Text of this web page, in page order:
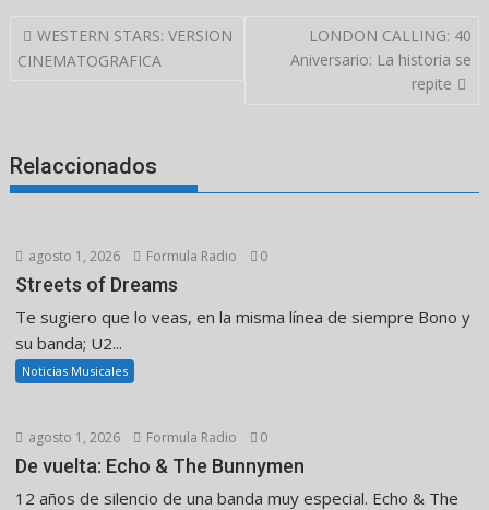
Navegación
de
WESTERN STARS: VERSION
CINEMATOGRAFICA
LONDON CALLING: 40
Aniversario: La historia se
repite
Relaccionados
agosto 1, 2026 Formula Radio 0
Streets of Dreams
Te sugiero que lo veas, en la misma línea de siempre Bono y
su banda; U2...
Noticias Musicales
agosto 1, 2026 Formula Radio 0
De vuelta: Echo & The Bunnymen
12 años de silencio de una banda muy especial. Echo & The